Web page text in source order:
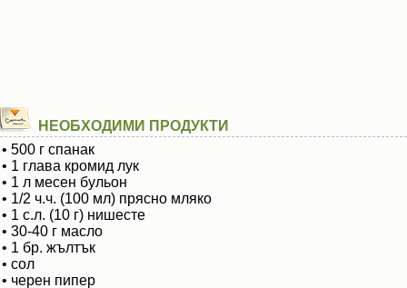
НЕОБХОДИМИ ПРОДУКТИ
• 500 г спанак
• 1 глава кромид лук
• 1 л месен бульон
• 1/2 ч.ч. (100 мл) прясно мляко
• 1 с.л. (10 г) нишесте
• 30-40 г масло
• 1 бр. жълтък
• сол
• черен пипер